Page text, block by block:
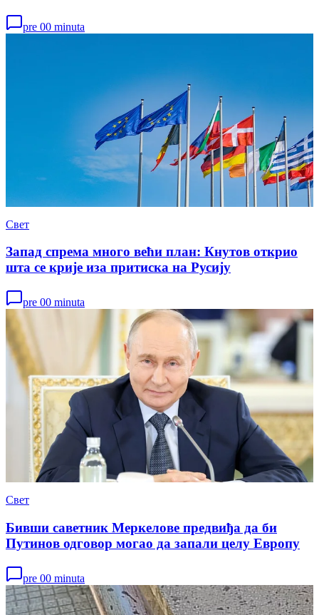
pre 00 minuta
Свет
Запад спрема много већи план: Кнутов открио
шта се крије иза притиска на Русију
pre 00 minuta
Свет
Бивши саветник Меркелове предвиђа да би
Путинов одговор могао да запали целу Европу
pre 00 minuta